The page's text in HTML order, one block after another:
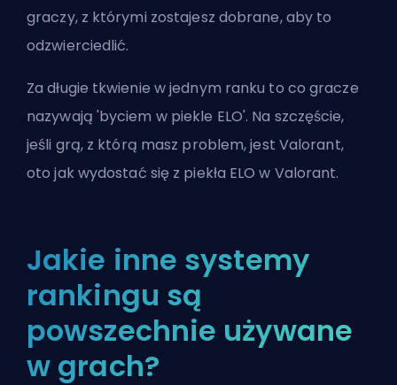
graczy, z którymi zostajesz dobrane, aby to
odzwierciedlić.
Za długie tkwienie w jednym ranku to co gracze
nazywają 'byciem w piekle ELO'. Na szczęście,
jeśli grą, z którą masz problem, jest Valorant,
oto jakwydostać się z piekła ELO w Valorant.
Jakie inne systemy
rankingu są
powszechnie używane
w grach?